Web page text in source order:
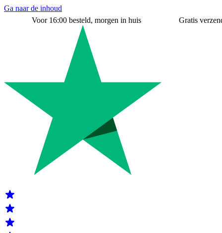
Ga naar de inhoud
Voor 16:00 besteld, morgen in huis
Gratis